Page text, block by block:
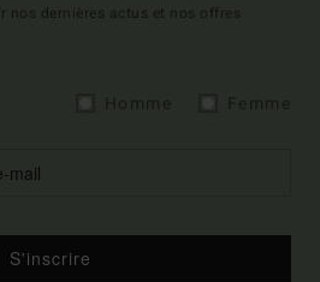
nos dernières actus et nos offres
S'inscrire